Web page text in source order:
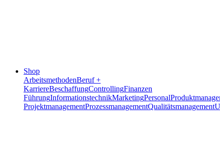
Shop
ArbeitsmethodenBeruf +
KarriereBeschaffungControllingFinanzen
FührungInformationstechnikMarketingPersonal
ProjektmanagementProzessmanagementQualitätsmanagement